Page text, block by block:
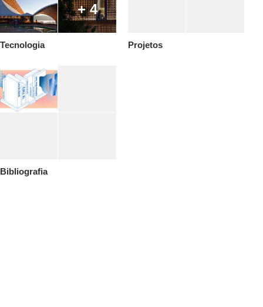
+ 4
Tecnologia Projetos
Bibliografia